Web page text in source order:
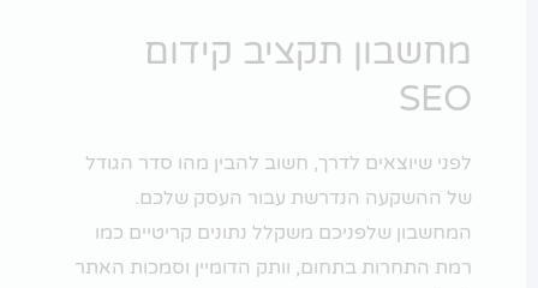
מחשבון תקציב קידום
SEO
לפני שיוצאים לדרך, חשוב להבין מהו סדר הגודל
של ההשקעה הנדרשת עבור העסק שלכם.
המחשבון שלפניכם משקלל נתונים קריטיים כמו
רמת התחרות בתחום, וותק הדומיין וסמכות האתר